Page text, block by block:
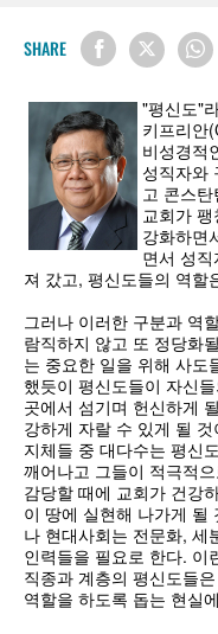
SHARE
"평신도"
키프리안
비성경적
성직자와
고 콘스
교회가
강화하면
면서 성
져 갔고, 평신도들의 역할
그러나 이러한 구분과 역
람직하지 않고 또 정당화
는 중요한 일을 위해 사도
했듯이 평신도들이 자신
곳에서 섬기며 헌신하게
강하게 자랄 수 있게 될
지체들 중 대다수는 평신
깨어나고 그들이 적극적
감당할 때에 교회가 건강
이 땅에 실현해 나가게 될
나 현대사회는 전문화, 세
인력들을 필요로 한다. 이
직종과 계층의 평신도들
역할을 하도록 돕는 현실